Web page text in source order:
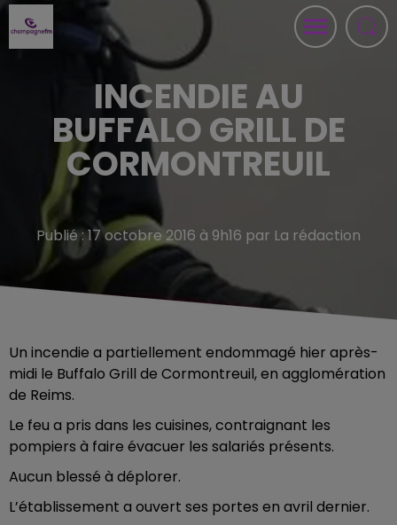
INCENDIE AU
BUFFALO GRILL DE
CORMONTREUIL
Publié : 17 octobre 2016 à 9h16 par La rédaction
Un incendie a partiellement endommagé hier après-
midi le Buffalo Grill de Cormontreuil, en agglomération
de Reims.
Le feu a pris dans les cuisines, contraignant les
pompiers à faire évacuer les salariés présents.
Aucun blessé à déplorer.
L’établissement a ouvert ses portes en avril dernier.